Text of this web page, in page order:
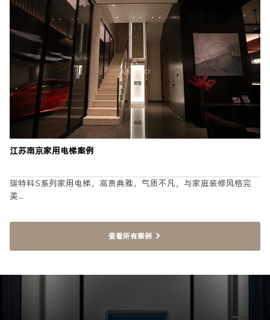
江苏南京家用电梯案例
瑞特科S系列家用电梯，高贵典雅，气质不凡，与家庭装修风格完
美...
查看所有案例